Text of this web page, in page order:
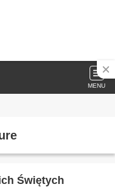
MENU
Świętych